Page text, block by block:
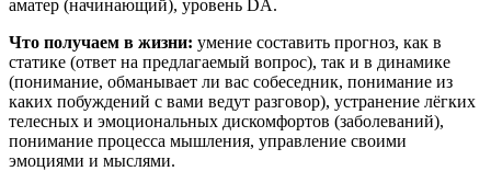
аматер (начинающий), уровень DA.
Что получаем в жизни: умение составить прогноз, как в
статике (ответ на предлагаемый вопрос), так и в динамике
(понимание, обманывает ли вас собеседник, понимание из
каких побуждений с вами ведут разговор), устранение лёгких
телесных и эмоциональных дискомфортов (заболеваний),
понимание процесса мышления, управление своими
эмоциями и мыслями.